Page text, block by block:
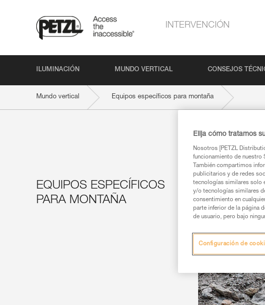
INTERVENCIÓN
ILUMINACIÓN MUNDO VERTICAL CONSEJOS
Mundo vertical Equipos específicos para montaña
EQUIPOS ESPECÍFICOS
PARA MONTAÑA
Elija cómo tratamos
Nosotros [PETZL
funcionamiento de nuestro
También compartimos
publicitarios y de redes
tecnologías similares solo
y/o tecnologías similares
consentimiento en
parte inferior de la página
de usuario, pero bajo
Configuración de